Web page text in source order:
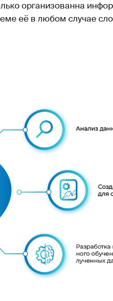
организованна
её в любом случае